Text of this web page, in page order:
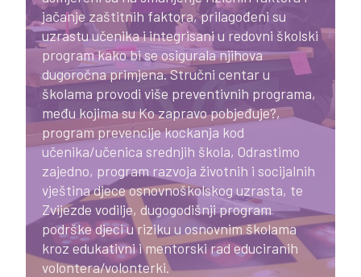
jačanje zaštitnih faktora, prilagođeni su
uzrastu učenika i integrisani u redovni školski
program kako bi se osigurala njihova
dugoročna primjena. Stručni centar u
školama provodi više preventivnih programa,
među kojima su Ko zapravo pobjeđuje?,
program prevencije kockanja kod
učenika/učenica srednjih škola, Odrastimo
zajedno, program razvoja životnih i socijalnih
vještina djece osnovnoškolskog uzrasta, te
Zvijezde vodilje, dugogodišnji program
podrške djeci u riziku u osnovnim školama
kroz edukativni i mentorski rad educiranih
volontera/volonterki.